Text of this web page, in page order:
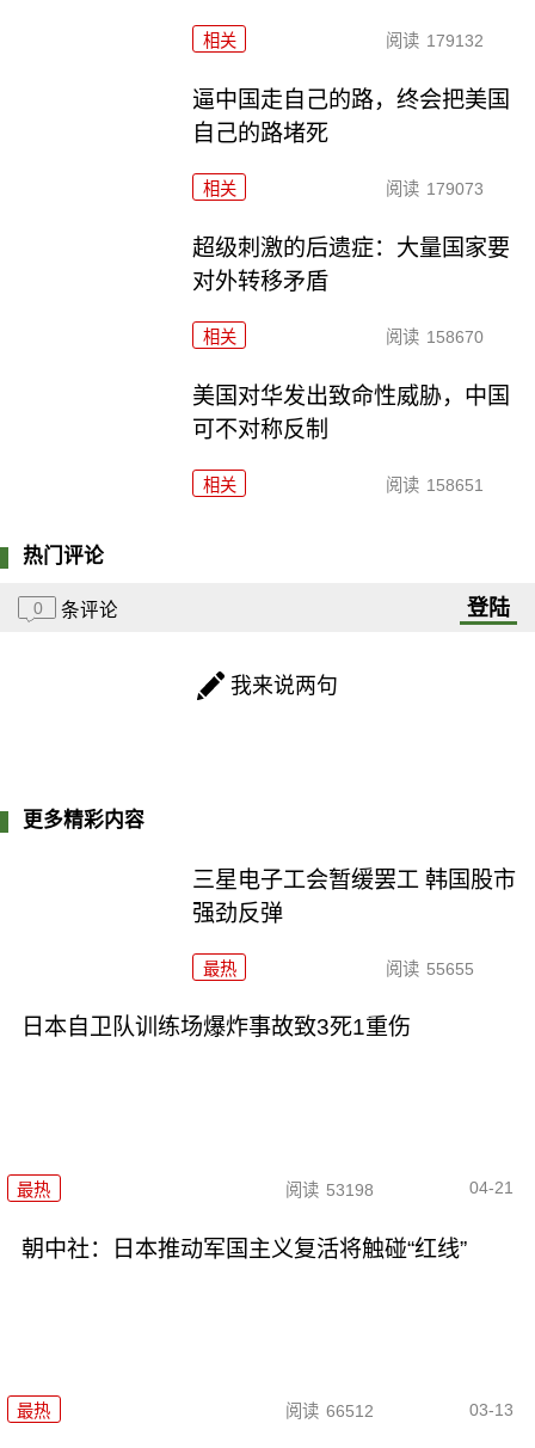
相关 阅读 179132
逼中国走自己的路，终会把美国
自己的路堵死
相关 阅读 179073
超级刺激的后遗症：大量国家要
对外转移矛盾
相关 阅读 158670
美国对华发出致命性威胁，中国
可不对称反制
相关 阅读 158651
热门评论
0 条评论 登陆
我来说两句
更多精彩内容
三星电子工会暂缓罢工 韩国股市
强劲反弹
最热 阅读 55655
日本自卫队训练场爆炸事故致3死1重伤
最热 阅读 53198 04-21
朝中社：日本推动军国主义复活将触碰“红线”
最热 阅读 66512 03-13